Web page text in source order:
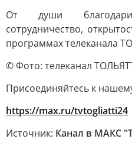
От души
сотрудничество,
программах телеканала
© Фото: телеканал
Присоединяйтесь к
https://max.ru/tvtogliatti24
Источник: Канал в МАКС